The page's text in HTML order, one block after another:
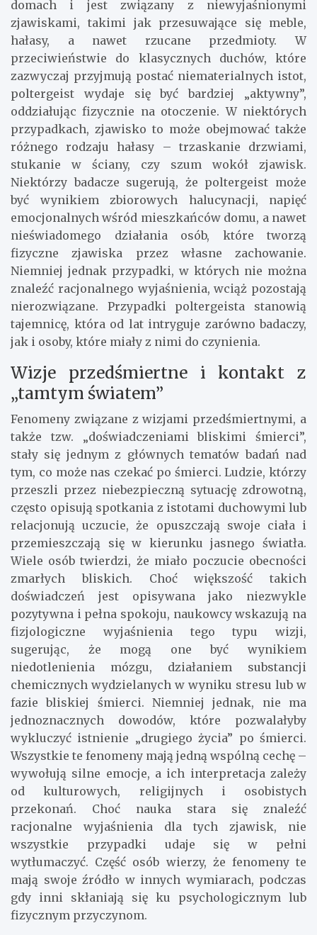
domach i jest związany z niewyjaśnionymi
zjawiskami, takimi jak przesuwające się meble,
hałasy, a nawet rzucane przedmioty. W
przeciwieństwie do klasycznych duchów, które
zazwyczaj przyjmują postać niematerialnych istot,
poltergeist wydaje się być bardziej „aktywny”,
oddziałując fizycznie na otoczenie. W niektórych
przypadkach, zjawisko to może obejmować także
różnego rodzaju hałasy – trzaskanie drzwiami,
stukanie w ściany, czy szum wokół zjawisk.
Niektórzy badacze sugerują, że poltergeist może
być wynikiem zbiorowych halucynacji, napięć
emocjonalnych wśród mieszkańców domu, a nawet
nieświadomego działania osób, które tworzą
fizyczne zjawiska przez własne zachowanie.
Niemniej jednak przypadki, w których nie można
znaleźć racjonalnego wyjaśnienia, wciąż pozostają
nierozwiązane. Przypadki poltergeista stanowią
tajemnicę, która od lat intryguje zarówno badaczy,
jak i osoby, które miały z nimi do czynienia.
Wizje przedśmiertne i kontakt z
„tamtym światem”
Fenomeny związane z wizjami przedśmiertnymi, a
także tzw. „doświadczeniami bliskimi śmierci”,
stały się jednym z głównych tematów badań nad
tym, co może nas czekać po śmierci. Ludzie, którzy
przeszli przez niebezpieczną sytuację zdrowotną,
często opisują spotkania z istotami duchowymi lub
relacjonują uczucie, że opuszczają swoje ciała i
przemieszczają się w kierunku jasnego światła.
Wiele osób twierdzi, że miało poczucie obecności
zmarłych bliskich. Choć większość takich
doświadczeń jest opisywana jako niezwykle
pozytywna i pełna spokoju, naukowcy wskazują na
fizjologiczne wyjaśnienia tego typu wizji,
sugerując, że mogą one być wynikiem
niedotlenienia mózgu, działaniem substancji
chemicznych wydzielanych w wyniku stresu lub w
fazie bliskiej śmierci. Niemniej jednak, nie ma
jednoznacznych dowodów, które pozwalałyby
wykluczyć istnienie „drugiego życia” po śmierci.
Wszystkie te fenomeny mają jedną wspólną cechę –
wywołują silne emocje, a ich interpretacja zależy
od kulturowych, religijnych i osobistych
przekonań. Choć nauka stara się znaleźć
racjonalne wyjaśnienia dla tych zjawisk, nie
wszystkie przypadki udaje się w pełni
wytłumaczyć. Część osób wierzy, że fenomeny te
mają swoje źródło w innych wymiarach, podczas
gdy inni skłaniają się ku psychologicznym lub
fizycznym przyczynom.